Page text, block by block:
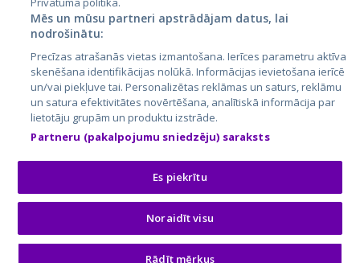
City24.lv
City24.ee
GetaPro.lv
GetaPro.ee
Skelbiu.lt
Autoplius.lt
Aruodas.lt
CVbankas.lt
Kainos.lt
Paslaugos.lt
auto24.ee
Osta.ee
KuldneBörs.ee
© 2026 GetaPro. Visas tiesības aizsargātas.
Mēs un mūsu partneri apstrādājam datus, lai
nodrošinātu:
Precīzas atrašanās vietas izmantošana. Ierīces parametru aktīva
skenēšana identifikācijas nolūkā. Informācijas ievietošana ierīcē
un/vai piekļuve tai. Personalizētas reklāmas un saturs, reklāmu
un satura efektivitātes novērtēšana, analītiskā informācija par
lietotāju grupām un produktu izstrāde.
Partneru (pakalpojumu sniedzēju) saraksts
Es piekrītu
Noraidīt visu
Rādīt mērķus